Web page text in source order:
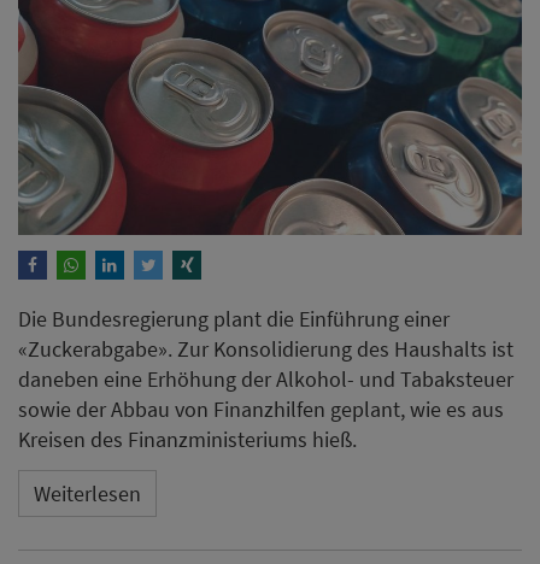
Die Bundesregierung plant die Einführung einer
«Zuckerabgabe». Zur Konsolidierung des Haushalts ist
daneben eine Erhöhung der Alkohol- und Tabaksteuer
sowie der Abbau von Finanzhilfen geplant, wie es aus
Kreisen des Finanzministeriums hieß.
Weiterlesen